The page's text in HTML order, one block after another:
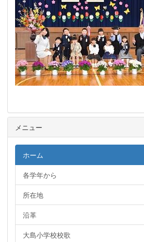
メニュー
ホーム
各学年から
所在地
沿革
大島小学校校歌